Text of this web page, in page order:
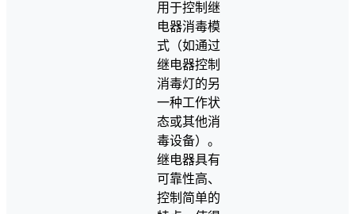
用于控制继
电器消毒模
式（如通过
继电器控制
消毒灯的另
一种工作状
态或其他消
毒设备）。
继电器具有
可靠性高、
控制简单的